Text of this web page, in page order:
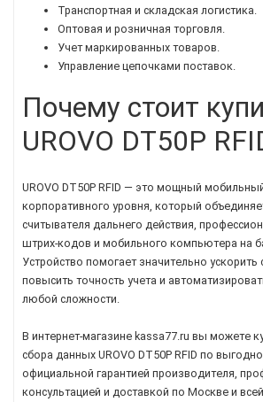
Транспортная и складская логистика.
Оптовая и розничная торговля.
Учет маркированных товаров.
Управление цепочками поставок.
Почему стоит
UROVO DT50P
UROVO DT50P RFID — это мощный
корпоративного уровня, который
считывателя дальнего действия,
штрих-кодов и мобильного компьютера на
Устройство помогает значительно ускорить
повысить точность учета и
любой сложности.
В интернет-магазине kassa77.ru вы можете
сбора данных UROVO DT50P RFID по
официальной гарантией производителя,
консультацией и доставкой по Москве и